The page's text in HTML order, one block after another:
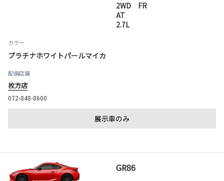
2WD FR
AT
2.7L
カラー
プラチナホワイトパールマイカ
配備店舗
枚方店
072-848-8600
展示車のみ
GR86